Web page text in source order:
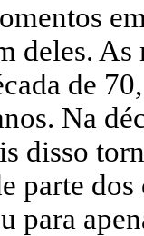
deles.
de
Na
disso
parte
para